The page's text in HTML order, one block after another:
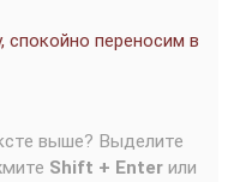
спокойно переносим в
выше? Выделите
Shift + Enter или